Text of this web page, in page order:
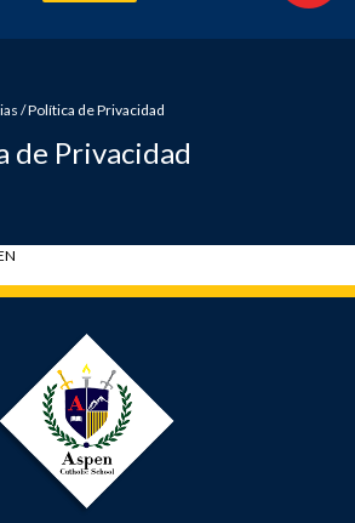
/Política de Privacidad
de Privacidad